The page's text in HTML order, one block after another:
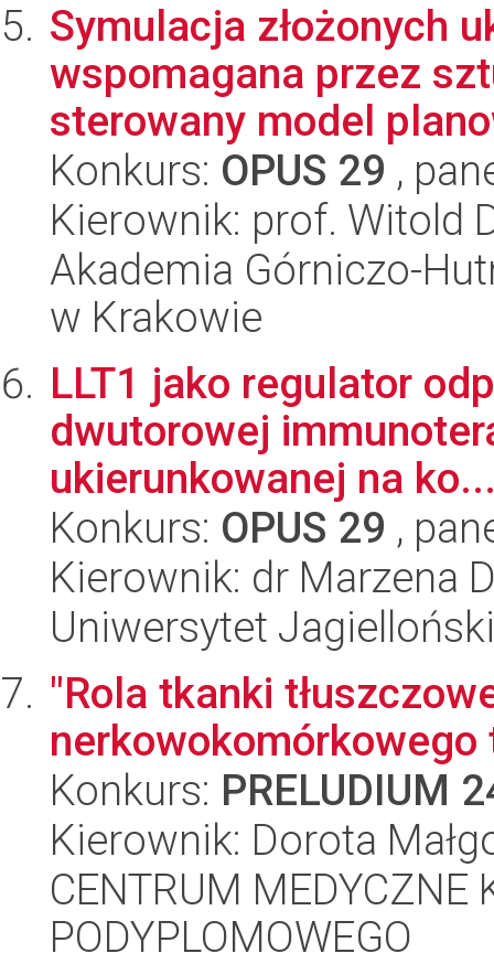
Symulacja złożonych
wspomagana przez
sterowany model
Konkurs: OPUS 29 ,
Kierownik: prof. Witold
Akademia Górniczo-
w Krakowie
LLT1 jako regulator
dwutorowej
ukierunkowanej na
Konkurs: OPUS 29 ,
Kierownik: dr Marzena
Uniwersytet Jagielloński
"Rola tkanki
Konkurs: PRELUDIUM
Kierownik: Dorota
CENTRUM MEDYCZNE
PODYPLOMOWEGO